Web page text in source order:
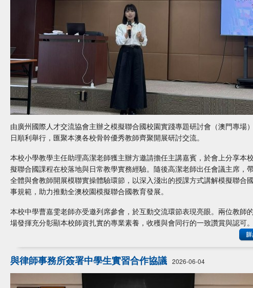
由廣州國際人才交流協會主辦之模擬聯合國校園實踐專題研討會（澳門專場
日順利舉行，匯聚本澳各校骨幹優秀教師齊聚開展研討交流。
本校小學教學主任助理高潔老師獲主辦方邀請擔任主講嘉賓，於會上分享本
擬聯合國課程在校落地與日常教學實務經驗。隨後高潔老師出任會議主席，
全體與會教師開展模聯實操體驗環節，以深入淺出的授課方式講解模擬聯合
事規範，助力推動全澳校園模擬聯合國教育發展。
本校中學曹嘉雯老師亦受邀列席參會，於互動交流環節表現亮眼。兩位教師
場發揮充分彰顯本校師資扎實的專業素養，收穫與會同行的一致讚賞與認可
與律師事務所簽署中學生實習合作協議 2026-06-04